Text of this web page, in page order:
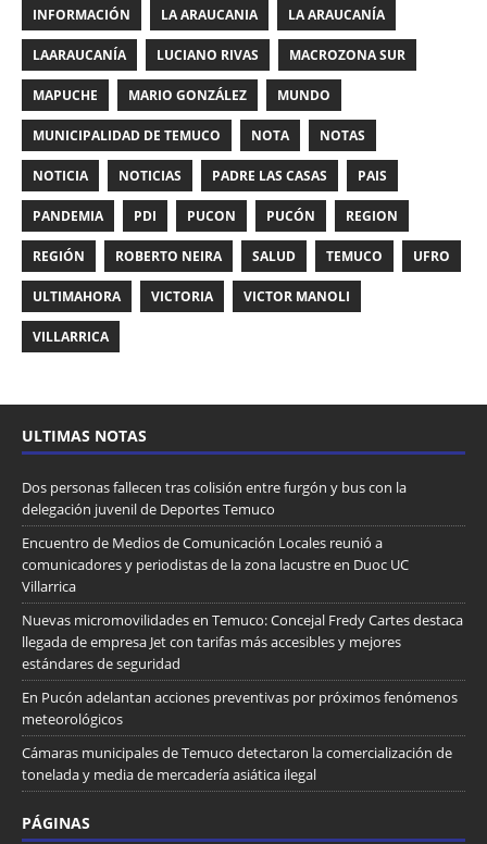
INFORMACIÓN LA ARAUCANIA LA ARAUCANÍA
LAARAUCANÍA LUCIANO RIVAS MACROZONA SUR
MAPUCHE MARIO GONZÁLEZ MUNDO
MUNICIPALIDAD DE TEMUCO NOTA NOTAS
NOTICIA NOTICIAS PADRE LAS CASAS PAIS
PANDEMIA PDI PUCON PUCÓN REGION
REGIÓN ROBERTO NEIRA SALUD TEMUCO UFRO
ULTIMAHORA VICTORIA VICTOR MANOLI
VILLARRICA
ULTIMAS NOTAS
Dos personas fallecen tras colisión entre furgón y bus con la
delegación juvenil de Deportes Temuco
Encuentro de Medios de Comunicación Locales reunió a
comunicadores y periodistas de la zona lacustre en Duoc UC
Villarrica
Nuevas micromovilidades en Temuco: Concejal Fredy Cartes destaca
llegada de empresa Jet con tarifas más accesibles y mejores
estándares de seguridad
En Pucón adelantan acciones preventivas por próximos fenómenos
meteorológicos
Cámaras municipales de Temuco detectaron la comercialización de
tonelada y media de mercadería asiática ilegal
PÁGINAS